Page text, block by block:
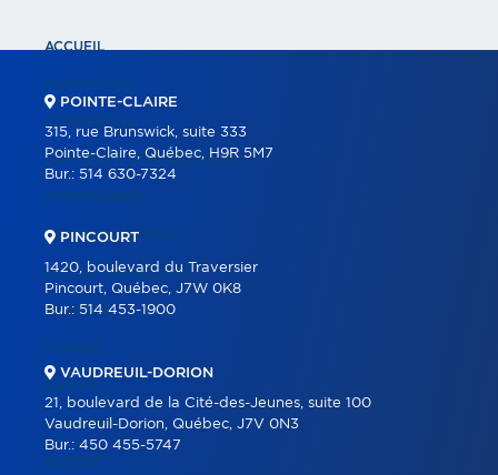
ACCUEIL
PROPRIÉTÉS
COMMERCIAL
BÂTIMENTS COMMERCIAUX
PARTENAIRES
NOS PROGRAMMES
OUTILS IMMOBILIERS
ACHETER
VENDRE
ÉQUIPE
CARRIÈRE
BLOGUE
POINTE-CLAIRE
315, rue Brunswick, suite 333
Pointe-Claire, Québec, H9R 5M7
Bur.: 514 630-7324
PINCOURT
1420, boulevard du Traversier
Pincourt, Québec, J7W 0K8
Bur.:514 453-1900
VAUDREUIL-DORION
21, boulevard de la Cité-des-Jeunes, suite 100
Vaudreuil-Dorion, Québec, J7V 0N3
Bur.: 450 455-5747